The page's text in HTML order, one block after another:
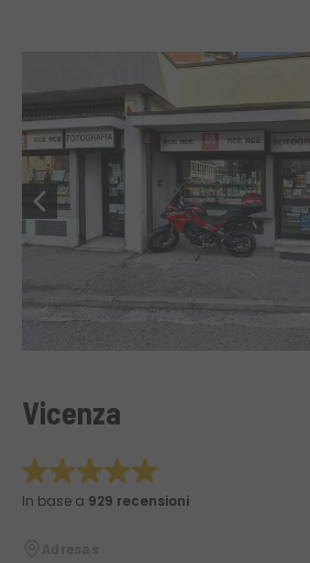
Vicenza
In base a 929 recensioni